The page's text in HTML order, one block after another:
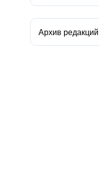
Архив редакций